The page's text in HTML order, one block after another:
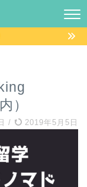
）
/ 2019年5月5日